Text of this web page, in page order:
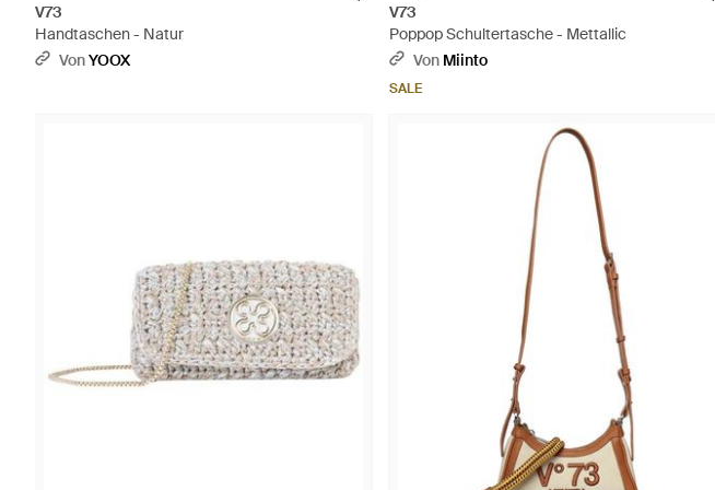
V73
Handtaschen - Natur
VonYOOX
V73
Poppop Schultertasche - Mettallic
Von Miinto
SALE